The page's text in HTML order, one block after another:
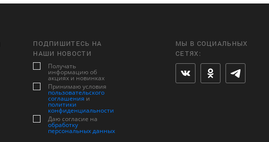
ПОДПИШИТЕСЬ НА
НАШИ НОВОСТИ
Получать
информацию об
акциях и новинках
Принимаю условия
пользовательского
соглашения и
политики
конфиденциальности
Даю согласие на
обработку
персональных данных
МЫ В СОЦИАЛЬНЫХ
СЕТЯХ: